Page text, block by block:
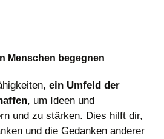
Menschen begegnen
ein Umfeld der
, um Ideen und
und zu stärken. Dies hilft dir,
und die Gedanken anderer